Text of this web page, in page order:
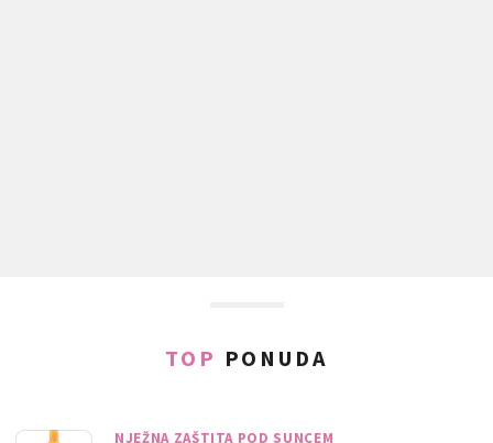
TOP PONUDA
NJEŽNA ZAŠTITA POD SUNCEM